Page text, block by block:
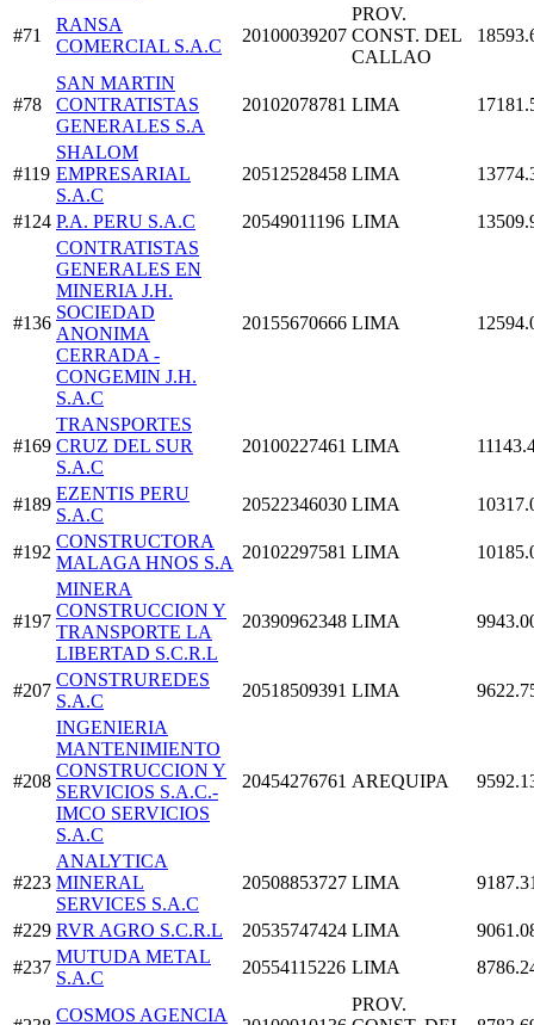
#71
RANSA
COMERCIAL S.A.C
20100039207
PROV.
CONST. DEL
CALLAO
#78
SAN MARTIN
CONTRATISTAS
GENERALES S.A
20102078781 LIMA
#119
SHALOM
EMPRESARIAL
S.A.C
20512528458 LIMA
#124 P.A. PERU S.A.C 20549011196 LIMA
#136
CONTRATISTAS
GENERALES EN
MINERIA J.H.
SOCIEDAD
ANONIMA
CERRADA -
CONGEMIN J.H.
S.A.C
20155670666 LIMA
#169
TRANSPORTES
CRUZ DEL SUR
S.A.C
20100227461 LIMA
#189
EZENTIS PERU
S.A.C
20522346030 LIMA
#192
CONSTRUCTORA
MALAGA HNOS S.A
20102297581 LIMA
#197
MINERA
CONSTRUCCION Y
TRANSPORTE LA
LIBERTAD S.C.R.L
20390962348 LIMA
#207
CONSTRUREDES
S.A.C
20518509391 LIMA
#208
INGENIERIA
MANTENIMIENTO
CONSTRUCCION Y
SERVICIOS S.A.C.-
IMCO SERVICIOS
S.A.C
20454276761 AREQUIPA
#223
ANALYTICA
MINERAL
SERVICES S.A.C
20508853727 LIMA
#229 RVR AGRO S.C.R.L 20535747424 LIMA
#237
MUTUDA METAL
S.A.C
20554115226 LIMA
COSMOS AGENCIA
PROV.